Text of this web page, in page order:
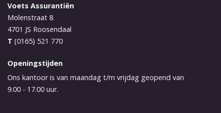
Voets Assurantiën
Molenstraat 8
4701 JS Roosendaal
T (0165) 521 770
Openingstijden
Ons kantoor is van maandag t/m vrijdag geopend van
9.00 - 17.00 uur.